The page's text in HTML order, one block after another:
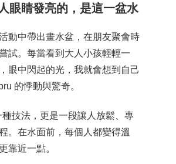
眼睛發亮的，是這一盆水
動中帶出畫水盆，在朋友聚會時
試。每當看到大人小孩輕輕一
眼中閃起的光，我就會想到自己
的悸動與驚奇。
種技法，更是一段讓人放鬆、專
。在水面前，每個人都變得溫
靠近一點。